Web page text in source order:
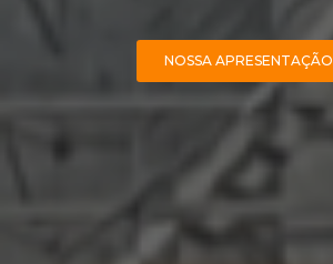
NOSSA APRESENTAÇÃO